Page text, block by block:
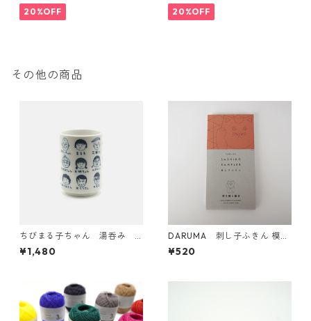
20%OFF 20%OFF
その他の商品
ちびまる子ちゃん 湯呑み
集合
¥1,480
DARUMA 刺し子ふきん 模様
刺し（DARUMAオリジナル
柄）1054(白) 招き猫と籠目
¥520